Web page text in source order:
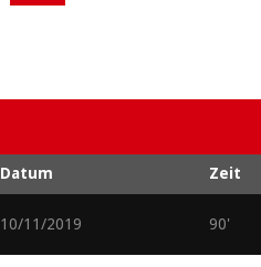
Datum Zeit
10/11/2019 90'